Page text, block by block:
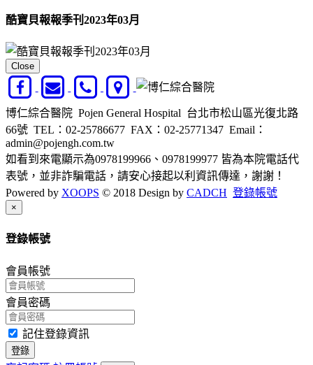
酷寶貝報報季刊2023年03月
Close
博仁綜合醫院 Pojen General Hospital 台北市松山區光復北路
66號 TEL：02-25786677 FAX：02-25771347 Email：
admin@pojengh.com.tw
如看到來電顯示為0978199966、0978199977 皆為本院電話代
表號，並非詐騙電話，請安心接起以利資訊傳達，謝謝！
Powered by XOOPS © 2018 Design by CADCH 登錄帳號
×
登錄帳號
會員帳號
會員密碼
記住登錄資訊
登錄